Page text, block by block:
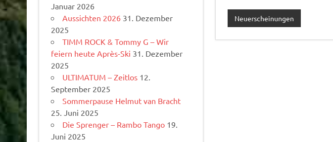
Neuerscheinungen
Januar 2026
Aussichten 2026 31. Dezember
2025
TIMM ROCK & Tommy G – Wir
feiern heute Après-Ski 31. Dezember
2025
ULTIMATUM – Zeitlos 12.
September 2025
Sommerpause Helmut van Bracht
25. Juni 2025
Die Sprenger – Rambo Tango 19.
Juni 2025